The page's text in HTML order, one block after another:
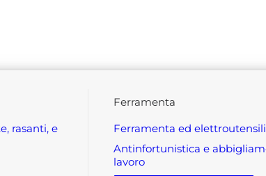
ferramenta
ferramenta ed elettroutensili
antinfortunistica e abbigliamento da
lavoro